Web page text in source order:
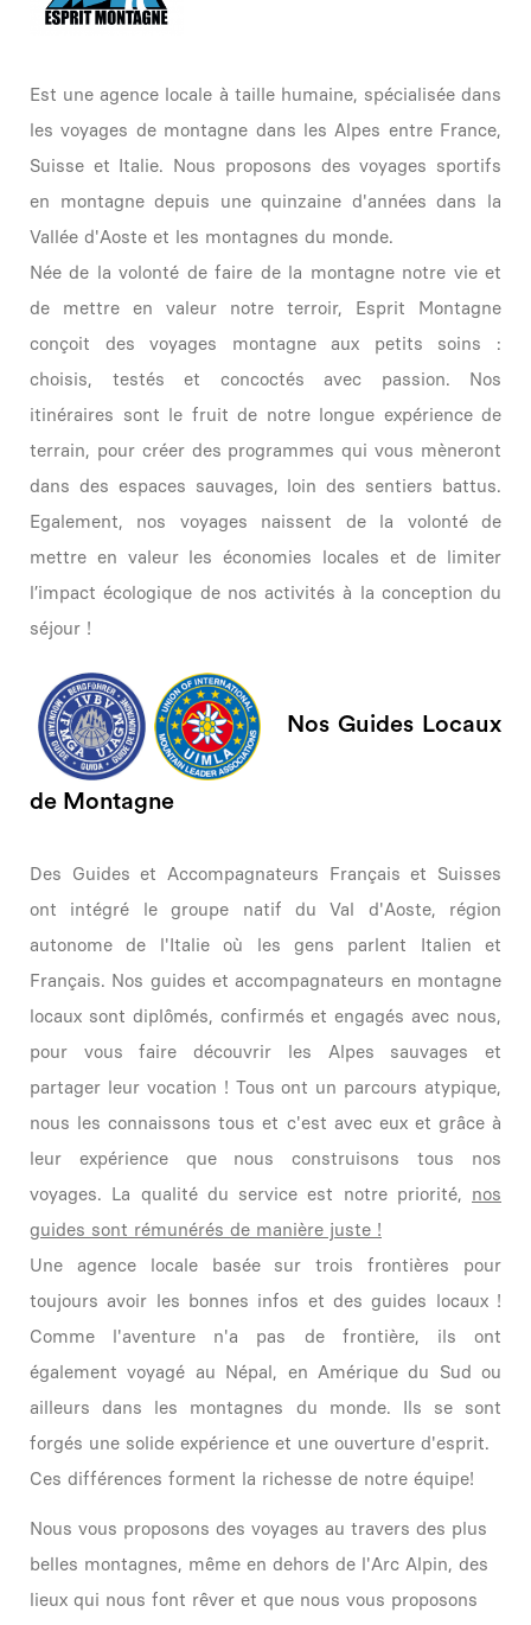
Est une agence locale à taille humaine, spécialisée dans
les voyages de montagne dans les Alpes entre France,
Suisse et Italie. Nous proposons des voyages sportifs
en montagne depuis une quinzaine d'années dans la
Vallée d'Aoste et les montagnes du monde.
Née de la volonté de faire de la montagne notre vie et
de mettre en valeur notre terroir, Esprit Montagne
conçoit des voyages montagne aux petits soins :
choisis, testés et concoctés avec passion. Nos
itinéraires sont le fruit de notre longue expérience de
terrain, pour créer des programmes qui vous mèneront
dans des espaces sauvages, loin des sentiers battus.
Egalement, nos voyages naissent de la volonté de
mettre en valeur les économies locales et de limiter
l’impact écologique de nos activités à la conception du
séjour !
Nos Guides Locaux
de Montagne
Des Guides et Accompagnateurs Français et Suisses
ont intégré le groupe natif du Val d'Aoste, région
autonome de l'Italie où les gens parlent Italien et
Français. Nos guides et accompagnateurs en montagne
locaux sont diplômés, confirmés et engagés avec nous,
pour vous faire découvrir les Alpes sauvages et
partager leur vocation ! Tous ont un parcours atypique,
nous les connaissons tous et c'est avec eux et grâce à
leur expérience que nous construisons tous nos
voyages. La qualité du service est notre priorité, nos
guides sont rémunérés de manière juste !
Une agence locale basée sur trois frontières pour
toujours avoir les bonnes infos et des guides locaux !
Comme l'aventure n'a pas de frontière, ils ont
également voyagé au Népal, en Amérique du Sud ou
ailleurs dans les montagnes du monde. Ils se sont
forgés une solide expérience et une ouverture d'esprit.
Ces différences forment la richesse de notre équipe!
Nous vous proposons des voyages au travers des plus
belles montagnes, même en dehors de l'Arc Alpin, des
lieux qui nous font rêver et que nous vous proposons